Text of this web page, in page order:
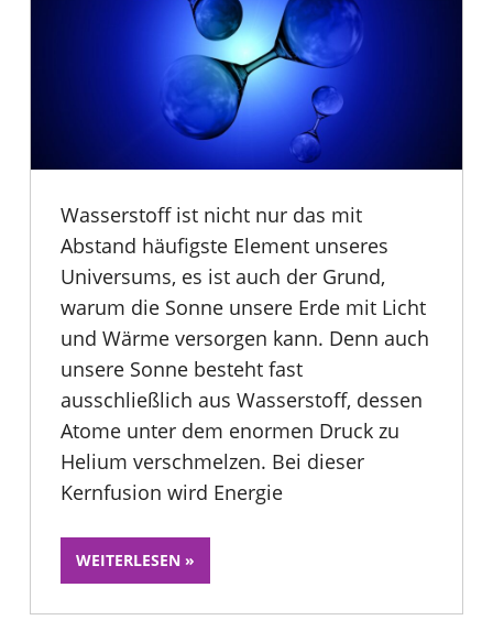
Wasserstoff ist nicht nur das mit
Abstand häufigste Element unseres
Universums, es ist auch der Grund,
warum die Sonne unsere Erde mit Licht
und Wärme versorgen kann. Denn auch
unsere Sonne besteht fast
ausschließlich aus Wasserstoff, dessen
Atome unter dem enormen Druck zu
Helium verschmelzen. Bei dieser
Kernfusion wird Energie
WEITERLESEN